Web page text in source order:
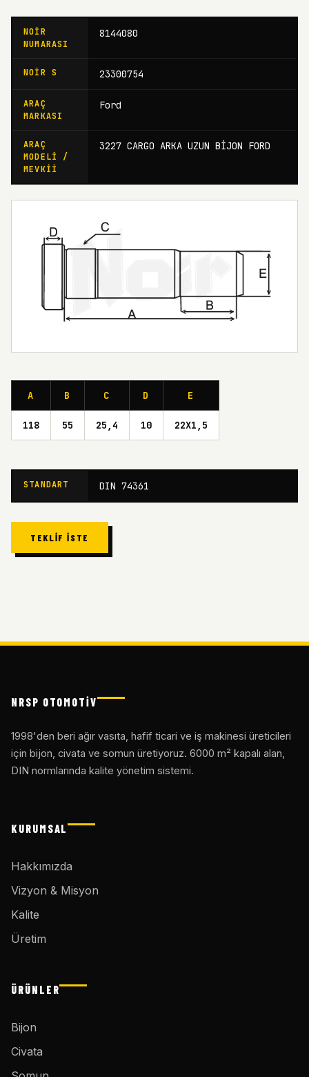
NOIR
NUMARASI
8144080
NOIR S 23300754
ARAÇ
MARKASI
Ford
ARAÇ
MODELI /
MEVKII
3227 CARGO ARKA UZUN BİJON FORD
A B C D E
118 55 25,4 10 22X1,5
STANDART DIN 74361
TEKLIF İSTE
NRSP OTOMOTİV
1998'den beri ağır vasıta, hafif ticari ve iş makinesi üreticileri
için bijon, civata ve somun üretiyoruz. 6000 m² kapalı alan,
DIN normlarında kalite yönetim sistemi.
KURUMSAL
Hakkımızda
Vizyon & Misyon
Kalite
Üretim
ÜRÜNLER
Bijon
Civata